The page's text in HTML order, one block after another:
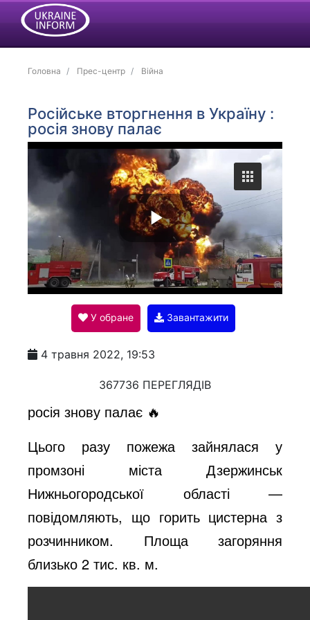
Головна Прес-центр Війна
Російське вторгнення в Україну :
росія знову палає
P
l
a
y
V
i
d
e
У обране Завантажити
4 травня 2022, 19:53
367736 ПЕРЕГЛЯДІВ
росія знову палає 🔥
Цього разу пожежа зайнялася у
промзоні міста Дзержинськ
Нижньогородської області —
повідомляють, що горить цистерна з
розчинником. Площа загоряння
близько 2 тис. кв. м.